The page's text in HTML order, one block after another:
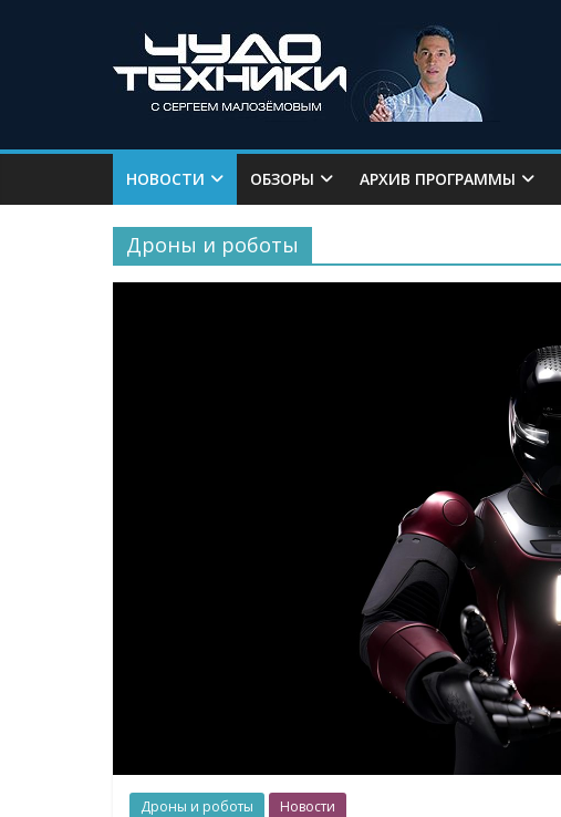
НОВОСТИ ОБЗОРЫ АРХИВ ПРОГРАММЫ
Дроны и роботы
Дроны и роботы Новости